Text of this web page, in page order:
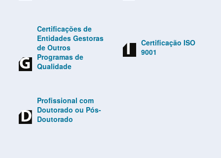
Certificações de
Entidades Gestoras
de Outros
Programas de
Qualidade
Certificação ISO
9001
Profissional com
Doutorado ou Pós-
Doutorado